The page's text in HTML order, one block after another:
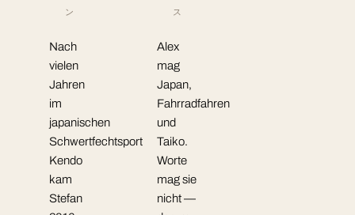
ン
Nach
vielen
Jahren
im
japanischen
Schwertfechtsport
Kendo
kam
Stefan
ス
Alex
mag
Japan,
Fahrradfahren
und
Taiko.
Worte
mag sie
nicht —